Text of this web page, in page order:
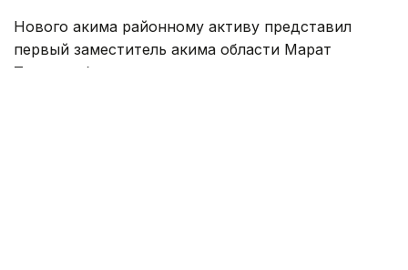
Нового акима районному активу представил
первый заместитель акима области Марат
Тасмаганбетов.